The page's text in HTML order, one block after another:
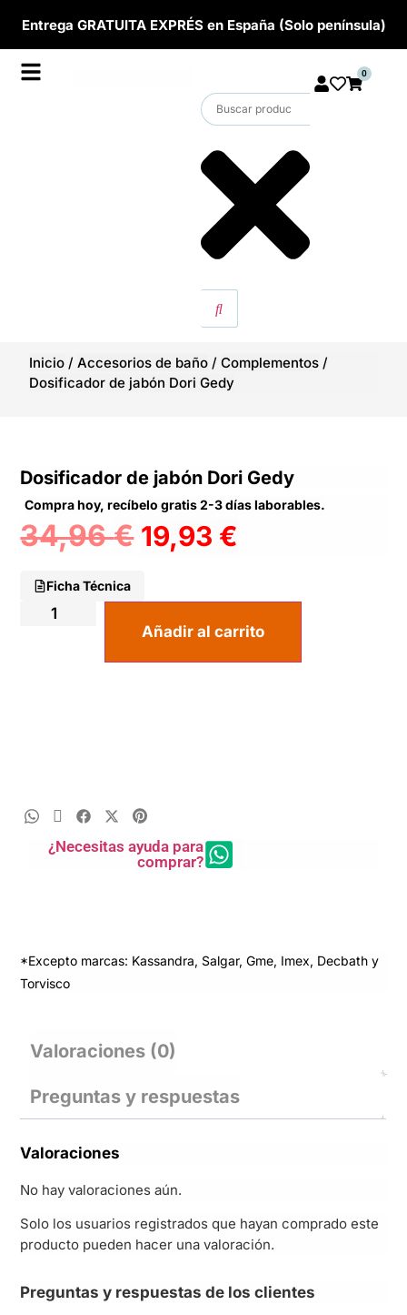
Entrega GRATUITA EXPRÉS en España (Solo península)
0
Inicio /Accesorios de baño /Complementos /
Dosificador de jabón Dori Gedy
Dosificador de jabón Dori Gedy
Compra hoy, recíbelo gratis 2-3 días laborables.
34,96€ 19,93 €
Ficha Técnica
Añadir al carrito
¿Necesitas ayuda para
comprar?
*Excepto marcas: Kassandra, Salgar, Gme, Imex, Decbath y
Torvisco
Valoraciones (0)
Preguntas y respuestas
Valoraciones
No hay valoraciones aún.
Solo los usuarios registrados que hayan comprado este
producto pueden hacer una valoración.
Preguntas y respuestas de los clientes